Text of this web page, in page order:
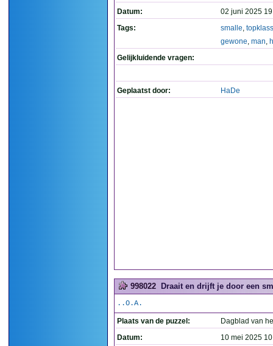
Datum:
02 juni 2025
Tags:
smalle,
gewone, man,
Gelijkluidende vragen:
Geplaatst door: HaDe
998022 Draait en drijft je door een
..O.A.
Plaats van de puzzel:
Dagblad van
Datum:
10 mei 2025